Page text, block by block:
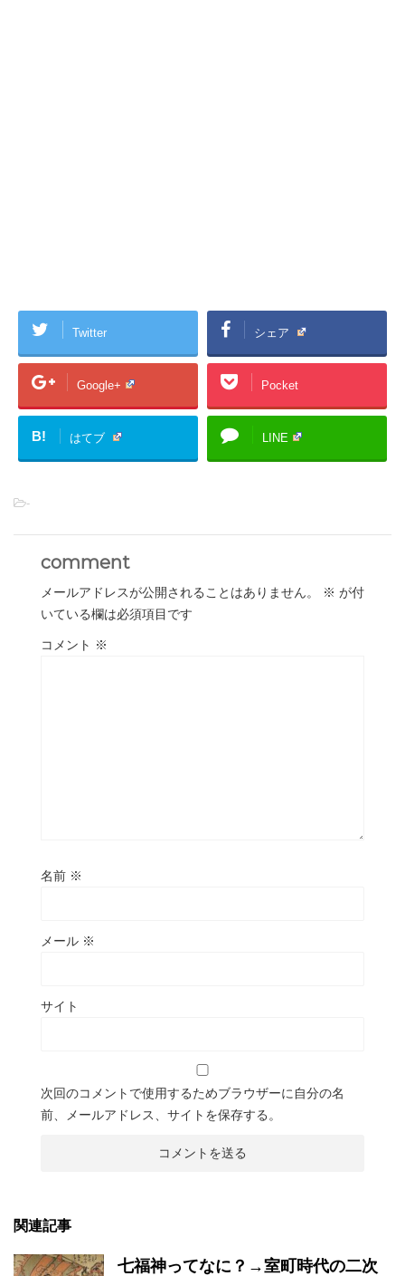
Twitter シェア
Google+ Pocket
B! はてブ LINE
-
comment
メールアドレスが公開されることはありません。 ※ が付
いている欄は必須項目です
コメント ※
名前 ※
メール ※
サイト
次回のコメントで使用するためブラウザーに自分の名
前、メールアドレス、サイトを保存する。
関連記事
七福神ってなに？→室町時代の二次